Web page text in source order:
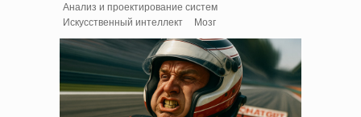
Анализ и проектирование систем
Искусственный интеллект
Мозг